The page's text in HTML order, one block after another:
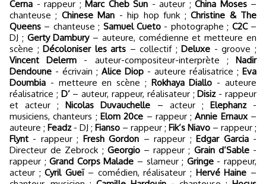
Cerna - rappeur ; Marc Cheb Sun - auteur ; China Moses–
chanteuse ; Chinese Man - hip hop funk ;Christine & The
Queens – chanteuse ; Samuel Cueto - photographe ; C2C –
DJ ; Gerty Dambury– auteure, comédienne et metteure en
scène ; Décoloniser les arts – collectif ; Deluxe - groove ;
Vincent Delerm - auteur-compositeur-interprète ; Nadir
Dendoune - écrivain ; Alice Diop - auteure réalisatrice ; Eva
Doumbia - metteure en scène ; Rokhaya Diallo - auteure
réalisatrice ; D’– auteur, rappeur, réalisateur ; Disiz- rappeur
et acteur ; Nicolas Duvauchelle – acteur ; Elephanz-
musiciens, chanteurs ; Elom 20ce – rappeur ;Annie Ernaux–
auteure ; Feadz- DJ ; Fianso – rappeur ; Fik’s Niavo – rappeur ;
Flynt - rappeur ; Fresh Gordon – rappeur ; Edgar Garcia-
Directeur de Zebrock ; Georgio– rappeur ; Grain d’Sable-
rappeur ;Grand Corps Malade – slameur ; Gringe- rappeur,
acteur ;Cyril Gueï– comédien, réalisateur ; Hervé Haine –